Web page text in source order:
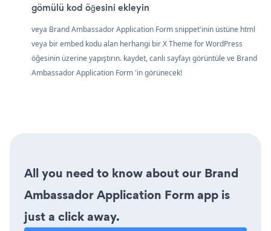
gömülü kod öğesini ekleyin
veya Brand Ambassador Application Form snippet'inin üstüne html
veya bir embed kodu alan herhangi bir X Theme for WordPress
öğesinin üzerine yapıştırın. kaydet, canlı sayfayı görüntüle ve Brand
Ambassador Application Form 'in görünecek!
All you need to know about our Brand
Ambassador Application Form app is
just a click away.